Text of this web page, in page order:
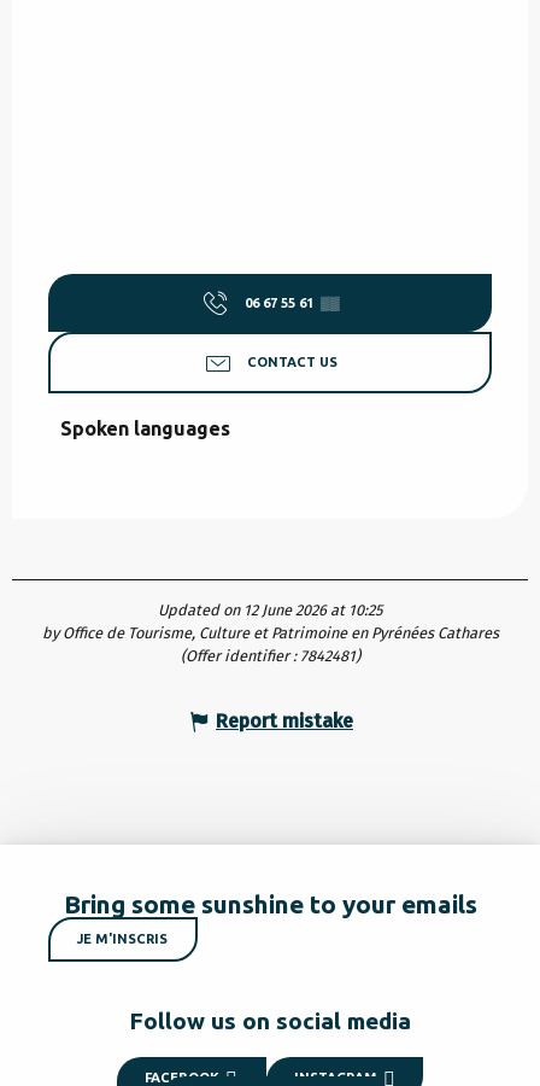
06 67 55 61 ▒▒
CONTACT US
Spoken languages
Spoken languages
Updated on 12 June 2026 at 10:25
by Office de Tourisme, Culture et Patrimoine en Pyrénées Cathares
(Offer identifier : 7842481)
Report mistake
Bring some sunshine to your emails
JE M'INSCRIS
Follow us on social media
FACEBOOK INSTAGRAM